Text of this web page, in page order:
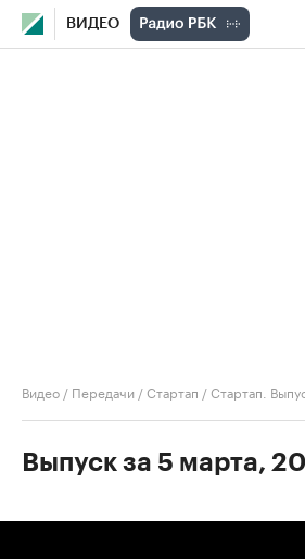
ВИДЕО
Видео / Передачи /Стартап /Стартап.
Выпуск за 5 марта,